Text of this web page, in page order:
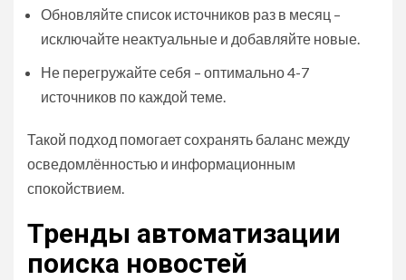
Обновляйте список источников раз в месяц –
исключайте неактуальные и добавляйте новые.
Не перегружайте себя – оптимально 4-7
источников по каждой теме.
Такой подход помогает сохранять баланс между
осведомлённостью и информационным
спокойствием.
Тренды автоматизации
поиска новостей